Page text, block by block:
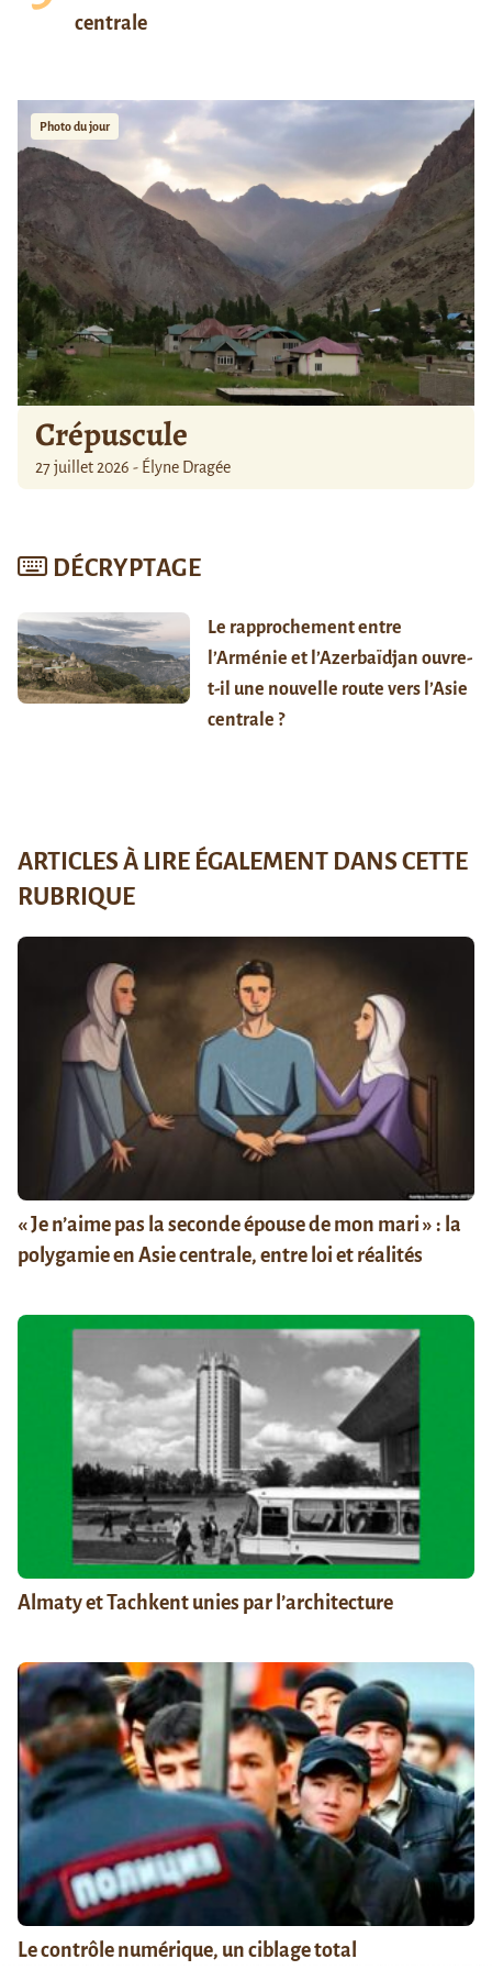
centrale
Photo du jour
Crépuscule
27 juillet 2026 - Élyne Dragée
DÉCRYPTAGE
Le rapprochement entre
l’Arménie et l’Azerbaïdjan ouvre-
t-il une nouvelle route vers l’Asie
centrale ?
ARTICLES À LIRE ÉGALEMENT DANS CETTE
RUBRIQUE
« Je n’aime pas la seconde épouse de mon mari » : la
polygamie en Asie centrale, entre loi et réalités
Almaty et Tachkent unies par l’architecture
Le contrôle numérique, un ciblage total